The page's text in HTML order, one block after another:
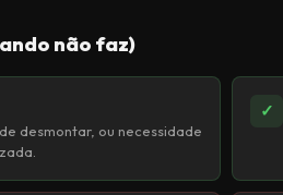
não faz)
desmontar, ou necessidade
✓